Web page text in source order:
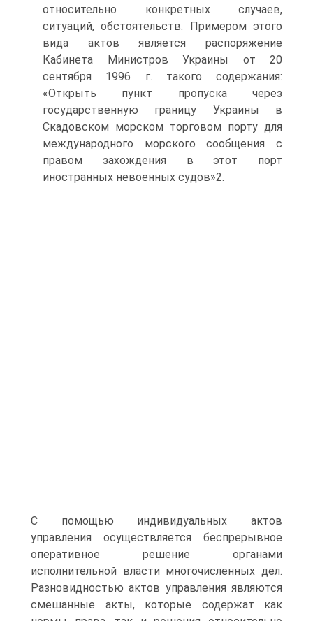
относительно конкретных случаев,
ситуаций, обстоятельств. Примером этого
вида актов является распоряжение
Кабинета Министров Украины от 20
сентября 1996 г. такого содержания:
«Открыть пункт пропуска через
государственную границу Украины в
Скадовском морском торговом порту для
международного морского сообщения с
правом захождения в этот порт
иностранных невоенных судов»2.
С помощью индивидуальных актов
управления осуществляется беспрерывное
оперативное решение органами
исполнительной власти многочисленных дел.
Разновидностью актов управления являются
смешанные акты, которые содержат как